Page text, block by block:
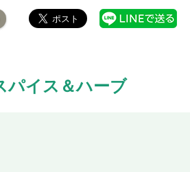
パイス＆ハーブ